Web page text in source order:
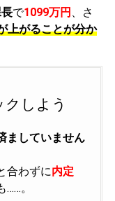
で1099万円
、さ
上がることが分か
しよう
ましていません
合わずに内定
……。